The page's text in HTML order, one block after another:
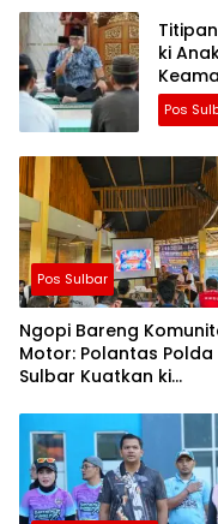
ki
Pos
Pos Sulbar
Ngopi Bareng
Motor: Polantas Polda
Sulbar Kuatkan ki
Keselamatan